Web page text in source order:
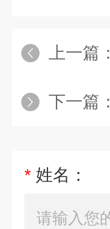
上一篇：
下一篇：
* 姓名：